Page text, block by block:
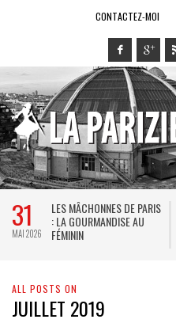
CONTACTEZ-MOI
31
MAI 2026
LES MÂCHONNES DE PARIS
: LA GOURMANDISE AU
FÉMININ
ALL POSTS ON
JUILLET 2019